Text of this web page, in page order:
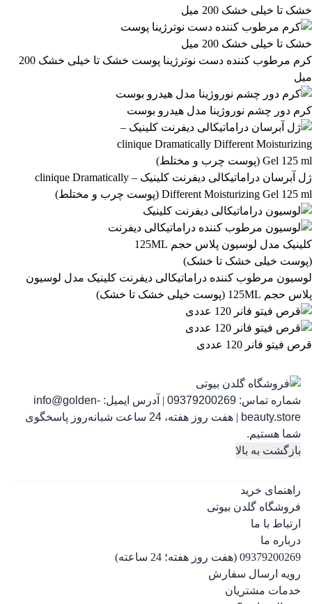
2,163,499 تومان
2,163,500 تومان
اعمال فیلتر قیمت
وضعیت کالا
نمایش کالاهای موجود
فیلتر بر اساس برند:
Fino 1 SHISEIDO 6
فیلتر بر اساس دسته بندی:
آرایشی و بهداشتی 558 بهداشتی و پوستی
رژ لب مدادی لچیک
863,399تومان
پیش‌فرض محبوب‌ترین بالاترین امتیاز
گران‌ترین موجودها اول
کرم مرطوب کننده دست نوترژینا پوست خشک تا خیلی خشک 200
میل
کرم دور چشم نوروژینا مدل هیدرو بوست
ژل آبرسان دراماتیکالی دیفرنت کلینیک – clinique Dramatically
Different Moisturizing Gel 125 ml (پوست چرب و مختلط)
لوسیون مرطوب کننده دراماتیکالی دیفرنت کلینیک مدل لوسیون
پلاس حجم 125ML (پوست خیلی خشک تا خشک)
قرص فیتو فانر 120 عددی
شماره تماس: 09379200269
| آدرس ایمیل: info@golden-
beauty.store
|
هفت روز هفته، 24 ساعت شبانه‌روز پاسخگوی
شما هستیم.
بازگشت به بالا
راهنمای خرید
فروشگاه گلدن بیوتی
ارتباط با ما
درباره ما
09379200269 (هفت روز هفته؛ 24 ساعته)
رویه ارسال سفارش
خدمات مشتریان